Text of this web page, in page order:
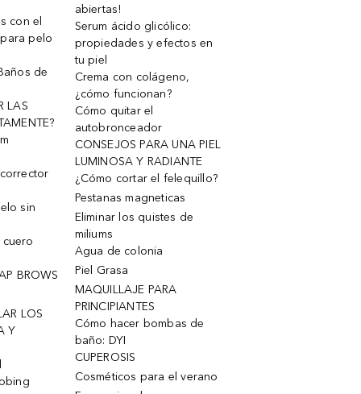
con el
pelo
de
LAS
sin
cuero
BROWS
LOS
Y
abiertas!
Serum ácido glicólico:
propiedades y efectos en
tu piel
Crema con colágeno,
¿cómo funcionan?
Cómo quitar el
autobronceador
CONSEJOS PARA UNA PIEL
LUMINOSA Y RADIANTE
¿Cómo cortar el felequillo?
Pestanas magneticas
Eliminar los quistes de
miliums
Agua de colonia
Piel Grasa
MAQUILLAJE PARA
PRINCIPIANTES
Cómo hacer bombas de
baño: DYI
CUPEROSIS
Cosméticos para el verano